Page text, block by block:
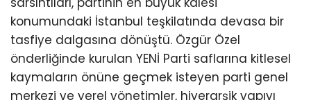
konumundaki İstanbul teşkilatında devasa bir
tasfiye dalgasına dönüştü. Özgür Özel
önderliğinde kurulan YENİ Parti saflarına kitlesel
kaymaların önüne geçmek isteyen parti genel
merkezi ve yerel yönetimler, hiyerarşik yapıyı